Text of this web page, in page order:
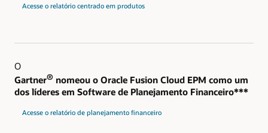
Acesse o relatório centrado em produtos
O
Gartner® nomeou o Oracle Fusion Cloud EPM como um
dos líderes em Software de Planejamento Financeiro***
Acesse o relatório de planejamento financeiro